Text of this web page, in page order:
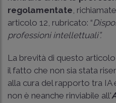
regolamentate,
articolo 12, rubricato: “
professioni intellettuali”.
La brevità di questo
il fatto che non sia stata
alla cura del rapporto tra
non è neanche rinviabile all'